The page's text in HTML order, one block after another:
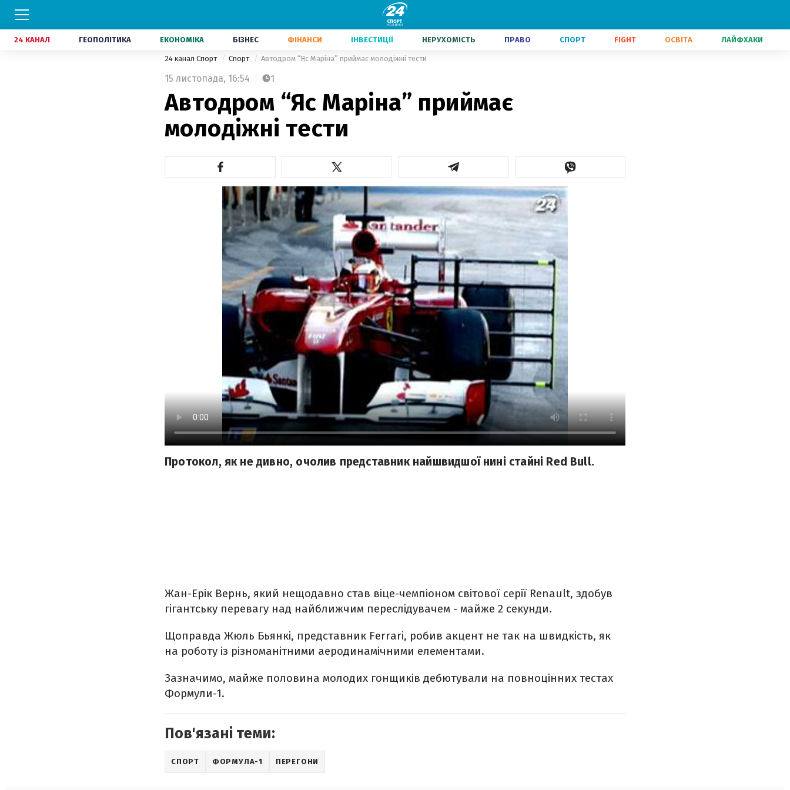
24 КАНАЛ ГЕОПОЛІТИКА ЕКОНОМІКА БІЗНЕС ФІНАНСИ ІНВЕСТИЦІЇ НЕРУХОМІСТЬ ПРАВО СПОРТ FIGHT ОСВІТА ЛАЙФХАКИ
24 канал Спорт Спорт Автодром “Яс Маріна” приймає молодіжні тести
15 листопада, 16:54 1
Автодром “Яс Маріна” приймає
молодіжні тести
Протокол, як не дивно, очолив представник найшвидшої нині стайні Red Bull.
Жан-Ерік Вернь, який нещодавно став віце-чемпіоном світової серії Renault, здобув
гігантську перевагу над найближчим переслідувачем - майже 2 секунди.
Щоправда Жюль Бьянкі, представник Ferrari, робив акцент не так на швидкість, як
на роботу із різноманітними аеродинамічними елементами.
Зазначимо, майже половина молодих гонщиків дебютували на повноцінних тестах
Формули-1.
Пов'язані теми:
СПОРТ ФОРМУЛА-1 ПЕРЕГОНИ